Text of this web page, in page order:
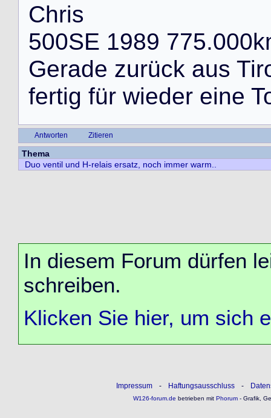
Chris
500SE 1989 775.000k
Gerade zurück aus Tir
fertig für wieder eine T
Antworten Zitieren
Thema
Duo ventil und H-relais ersatz, noch immer warm..
In diesem Forum dürfen
schreiben.
Klicken Sie hier, um sich
Impressum - Haftungsausschluss -
W126-forum.de betrieben mitPhorum- Grafik,